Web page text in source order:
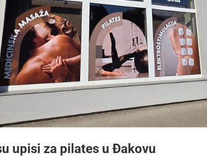
upisi za pilates u Đakovu